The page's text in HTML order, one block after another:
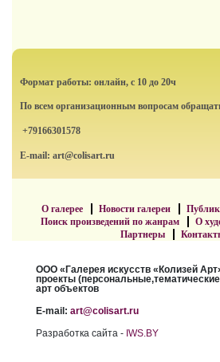
Формат работы: онлайн, с 10 до 20ч
По всем организационным вопросам
+79166301578
E-mail: art@colisart.ru
О галерее Новости галереи
Поиск произведений по жанрам
О
Партнеры
ООО «Галерея искусств «Колизей
проекты
арт объектов
E-mail: art@colisart.ru
Разработка сайта - IWS.BY